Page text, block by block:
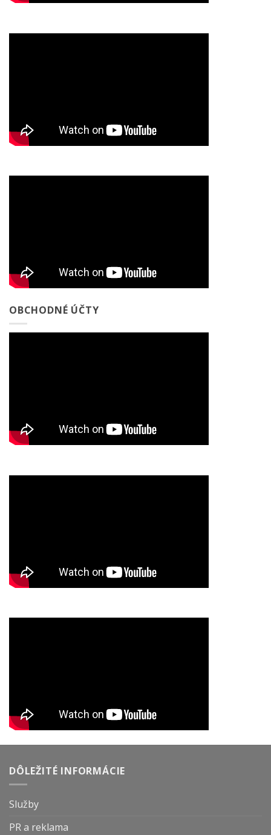
OBCHODNÉ ÚČTY
DÔLEŽITÉ INFORMÁCIE
Služby
PR a reklama